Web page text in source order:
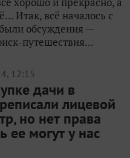
Итак, всё началось с
обсуждения —
путешествия...
12:15
дачи в
лицевой
но нет права
ее могут у нас